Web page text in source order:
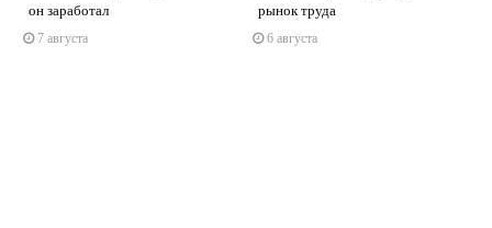
он заработал
7 августа
рынок труда
6 августа